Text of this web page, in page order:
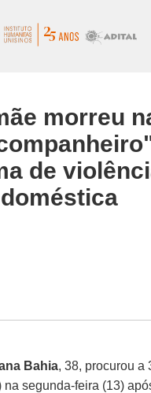
morreu
de
doméstica
Bahia, 38, procurou a
na segunda-feira (13)